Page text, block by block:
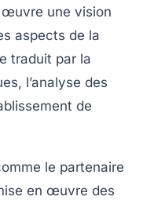
une vision
aspects de la
traduit par la
l’analyse des
de
le partenaire
en œuvre des